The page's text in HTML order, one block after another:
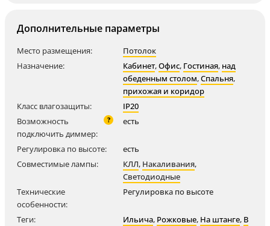
Дополнительные параметры
Место размещения:
Потолок
Назначение:
Кабинет,Офис, Гостиная, над
обеденным столом,Спальня,
прихожая и коридор
Класс влагозащиты:
IP20
Возможность
подключить диммер:
? есть
Регулировка по высоте:
есть
Совместимые лампы:
КЛЛ, Накаливания,
Светодиодные
Технические
особенности:
Регулировка по высоте
Теги: Ильича, Рожковые, На штанге, В